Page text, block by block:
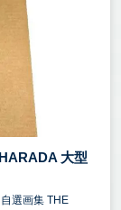
大型
選画集 THE